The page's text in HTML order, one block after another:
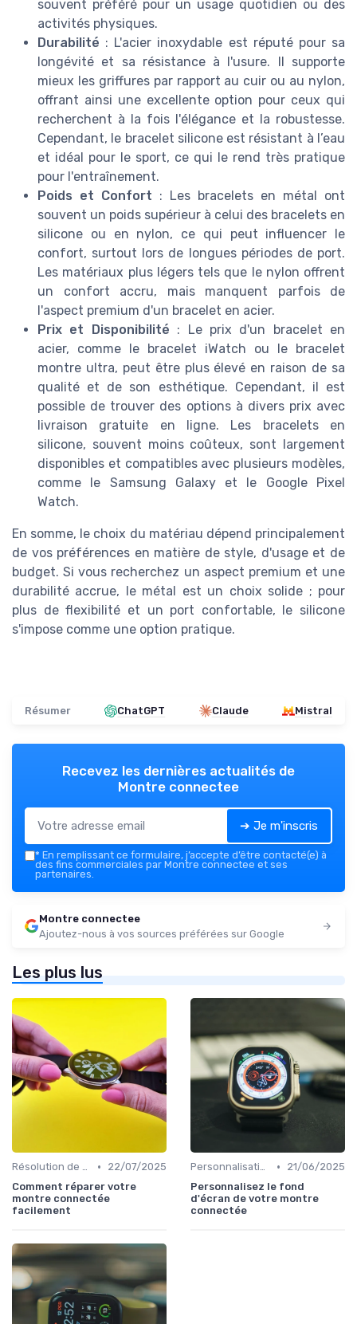
souvent préféré pour un usage quotidien ou des
activités physiques.
Durabilité : L'acier inoxydable est réputé pour sa
longévité et sa résistance à l'usure. Il supporte
mieux les griffures par rapport au cuir ou au nylon,
offrant ainsi une excellente option pour ceux qui
recherchent à la fois l'élégance et la robustesse.
Cependant, le bracelet silicone est résistant à l’eau
et idéal pour le sport, ce qui le rend très pratique
pour l'entraînement.
Poids et Confort : Les bracelets en métal ont
souvent un poids supérieur à celui des bracelets en
silicone ou en nylon, ce qui peut influencer le
confort, surtout lors de longues périodes de port.
Les matériaux plus légers tels que le nylon offrent
un confort accru, mais manquent parfois de
l'aspect premium d'un bracelet en acier.
Prix et Disponibilité : Le prix d'un bracelet en
acier, comme le bracelet iWatch ou le bracelet
montre ultra, peut être plus élevé en raison de sa
qualité et de son esthétique. Cependant, il est
possible de trouver des options à divers prix avec
livraison gratuite en ligne. Les bracelets en
silicone, souvent moins coûteux, sont largement
disponibles et compatibles avec plusieurs modèles,
comme le Samsung Galaxy et le Google Pixel
Watch.
En somme, le choix du matériau dépend principalement
de vos préférences en matière de style, d'usage et de
budget. Si vous recherchez un aspect premium et une
durabilité accrue, le métal est un choix solide ; pour
plus de flexibilité et un port confortable, le silicone
s'impose comme une option pratique.
Résumer ChatGPT Claude Mistral
Recevez les dernières actualités de
Montre connectee
➔ Je m'inscris
* En remplissant ce formulaire, j’accepte d’être contacté(e) à
des fins commerciales par Montre connectee et ses
partenaires.
Montre connectee
Ajoutez-nous à vos sources préférées sur Google
Les plus lus
Résolution de Problèmes Techniques •
22/07/2025
Comment réparer votre
montre connectée
facilement
Personnalisation avec des Bracelets •
21/06/2025
Personnalisez le fond
d'écran de votre montre
connectée